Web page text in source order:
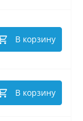
В корзину
В корзину